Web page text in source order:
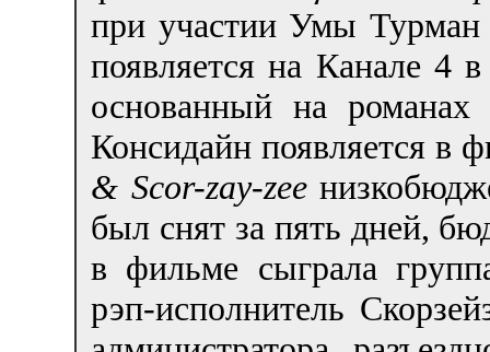
при участии Умы
появляется на Канале 4
основанный на
Консидайн появляется
& Scor-zay-zee
был снят за пять дней,
в фильме сыграла
рэп-исполнитель